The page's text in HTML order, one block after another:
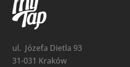
ul. Józefa Dietla 93
31-031 Kraków